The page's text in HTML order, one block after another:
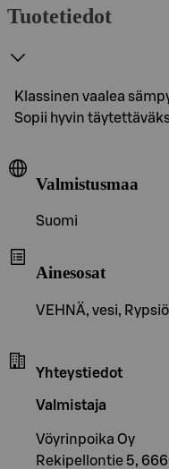
Tuotetiedot
Klassinen vaalea
Sopii hyvin
Valmistusmaa
Suomi
Ainesosat
VEHNÄ, vesi,
Yhteystiedot
Valmistaja
Vöyrinpoika Oy
Rekipellontie 5,